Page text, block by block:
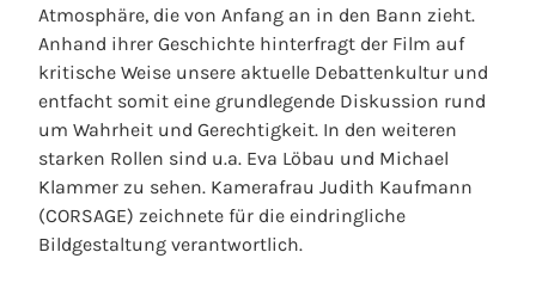
Atmosphäre, die von Anfang an in den Bann zieht.
Anhand ihrer Geschichte hinterfragt der Film auf
kritische Weise unsere aktuelle Debattenkultur und
entfacht somit eine grundlegende Diskussion rund
um Wahrheit und Gerechtigkeit. In den weiteren
starken Rollen sind u.a. Eva Löbau und Michael
Klammer zu sehen. Kamerafrau Judith Kaufmann
(CORSAGE) zeichnete für die eindringliche
Bildgestaltung verantwortlich.